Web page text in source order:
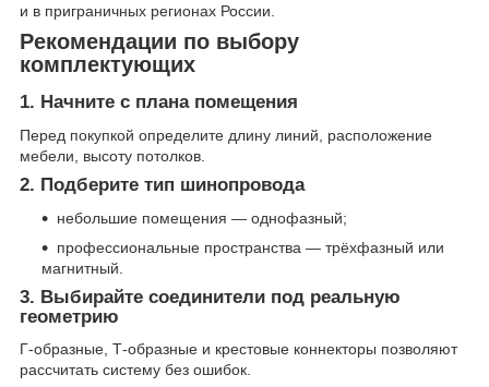
и в приграничных регионах России.
Рекомендации по выбору
комплектующих
1. Начните с плана помещения
Перед покупкой определите длину линий, расположение
мебели, высоту потолков.
2. Подберите тип шинопровода
небольшие помещения — однофазный;
профессиональные пространства — трёхфазный или
магнитный.
3. Выбирайте соединители под реальную
геометрию
Г-образные, Т-образные и крестовые коннекторы позволяют
рассчитать систему без ошибок.